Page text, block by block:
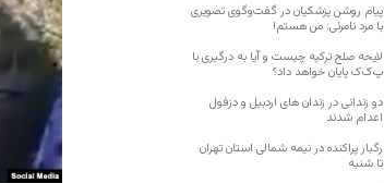
پیام روشن پزشکیان در گفت‌و‌گوی تصویری
با مرد نامرئی: من هستم!
لایحه صلح ترکیه چیست و آیا به درگیری با
پ‌ک‌ک پایان خواهد داد؟
دو زندانی در زندان های اردبیل و دزفول
اعدام شدند
رگبار پراکنده در نیمه شمالی استان تهران
تا شنبه